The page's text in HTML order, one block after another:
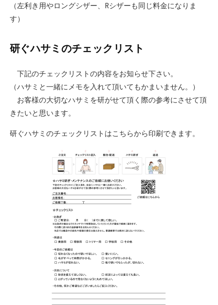
（左利き用やロングシザー、Rシザーも同じ料金になりま
す）
研ぐハサミのチェックリスト
下記のチェックリストの内容をお知らせ下さい。
（ハサミと一緒にメモを入れて頂いてもかまいません。）
お客様の大切なハサミを研がせて頂く際の参考にさせて頂
きたいと思います。
研ぐハサミのチェックリストはこちらから印刷できます。